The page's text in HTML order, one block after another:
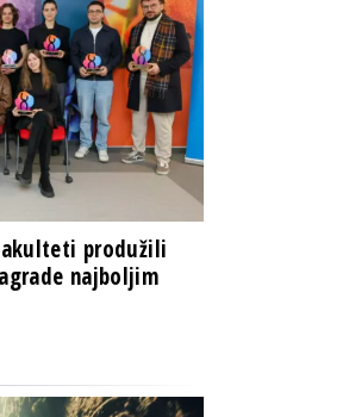
produžili
najboljim